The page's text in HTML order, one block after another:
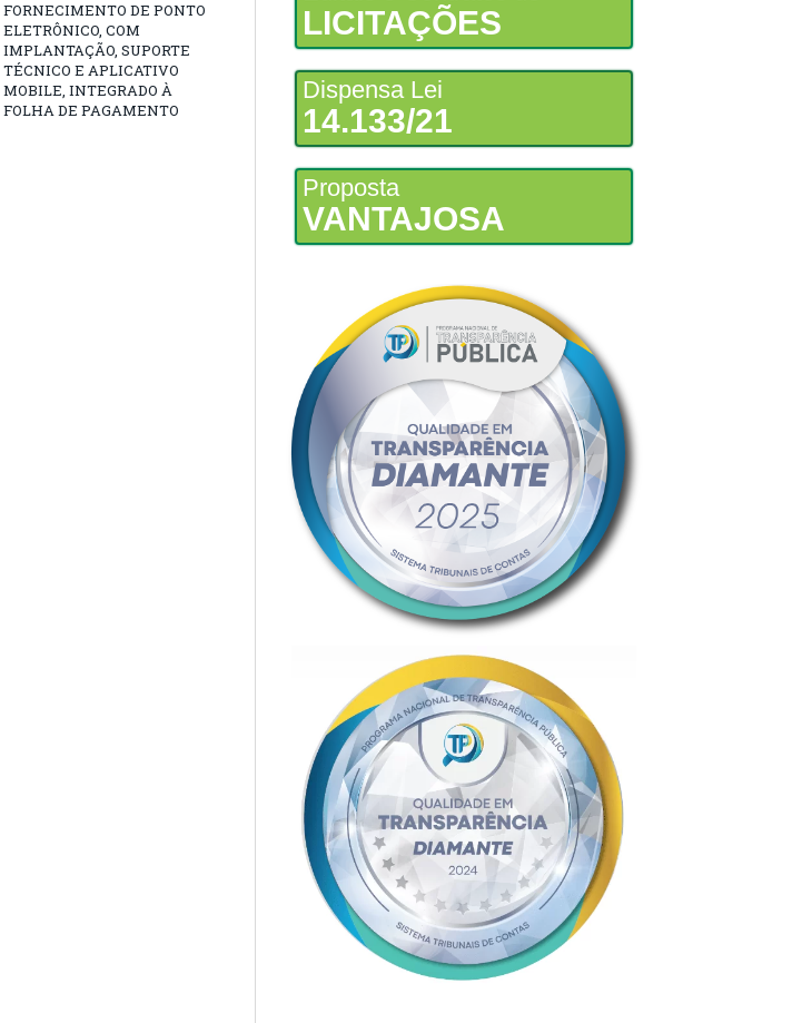
FORNECIMENTO DE PONTO
ELETRÔNICO, COM
IMPLANTAÇÃO, SUPORTE
TÉCNICO E APLICATIVO
MOBILE, INTEGRADO À
FOLHA DE PAGAMENTO
LICITAÇÕES
Dispensa Lei
14.133/21
Proposta
VANTAJOSA